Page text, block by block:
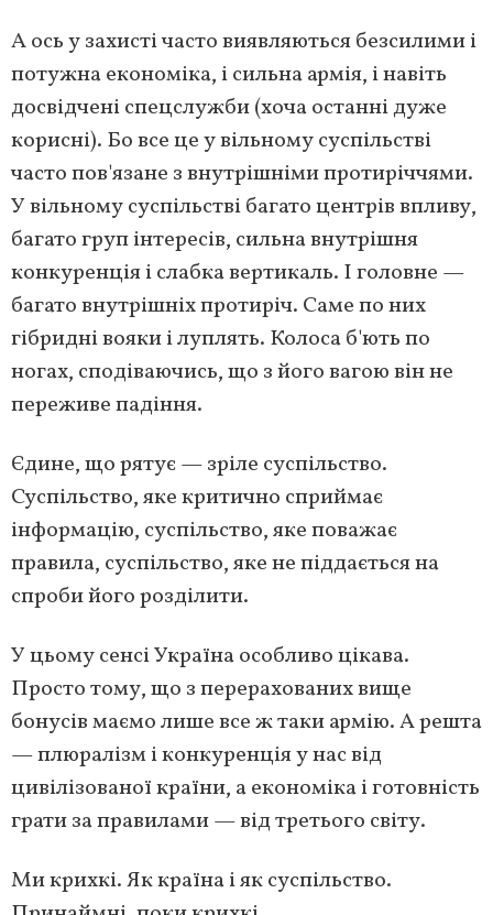
А ось у захисті часто виявляються безсилими і
потужна економіка, і сильна армія, і навіть
досвідчені спецслужби (хоча останні дуже
корисні). Бо все це у вільному суспільстві
часто пов'язане з внутрішніми протиріччями.
У вільному суспільстві багато центрів впливу,
багато груп інтересів, сильна внутрішня
конкуренція і слабка вертикаль. І головне —
багато внутрішніх протиріч. Саме по них
гібридні вояки і луплять. Колоса б'ють по
ногах, сподіваючись, що з його вагою він не
переживе падіння.
Єдине, що рятує — зріле суспільство.
Суспільство, яке критично сприймає
інформацію, суспільство, яке поважає
правила, суспільство, яке не піддається на
спроби його розділити.
У цьому сенсі Україна особливо цікава.
Просто тому, що з перерахованих вище
бонусів маємо лише все ж таки армію. А решта
— плюралізм і конкуренція у нас від
цивілізованої країни, а економіка і готовність
грати за правилами — від третього світу.
Ми крихкі. Як країна і як суспільство.